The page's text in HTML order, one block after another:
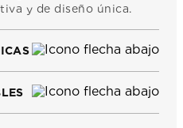
y de diseño única.